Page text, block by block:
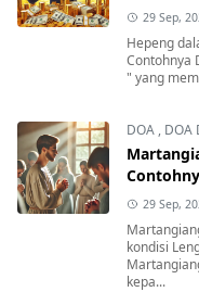
29 Sep,
Hepeng
Contohnya
" yang
DOA , DOA
29 Sep,
kondisi
kepa...